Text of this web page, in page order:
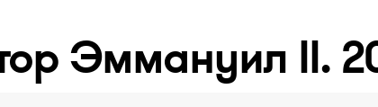
Эммануил II.